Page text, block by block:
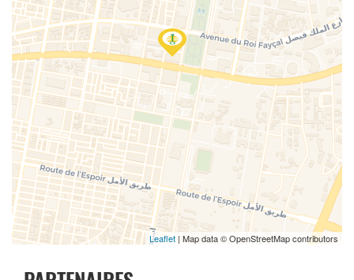
Leaflet | Map data © OpenStreetMap contributors